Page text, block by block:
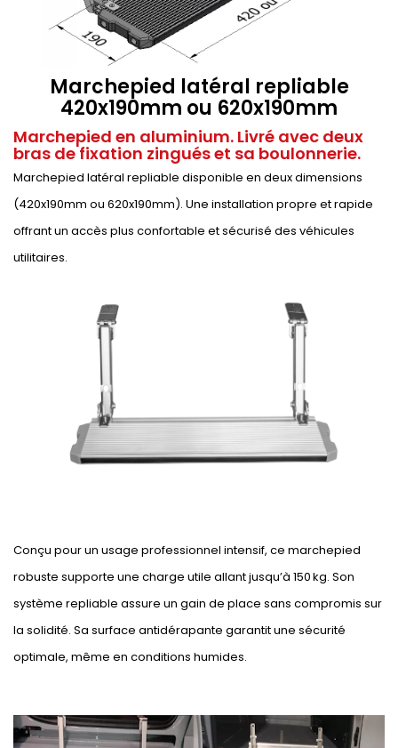
Marchepied latéral repliable
420x190mm ou 620x190mm
Marchepied en aluminium. Livré avec deux
bras de fixation zingués et sa boulonnerie.
Marchepied latéral repliable disponible en deux dimensions
(420x190mm ou 620x190mm). Une installation propre et rapide
offrant un accès plus confortable et sécurisé des véhicules
utilitaires.
Conçu pour un usage professionnel intensif, ce marchepied
robuste supporte une charge utile allant jusqu’à 150 kg. Son
système repliable assure un gain de place sans compromis sur
la solidité. Sa surface antidérapante garantit une sécurité
optimale, même en conditions humides.